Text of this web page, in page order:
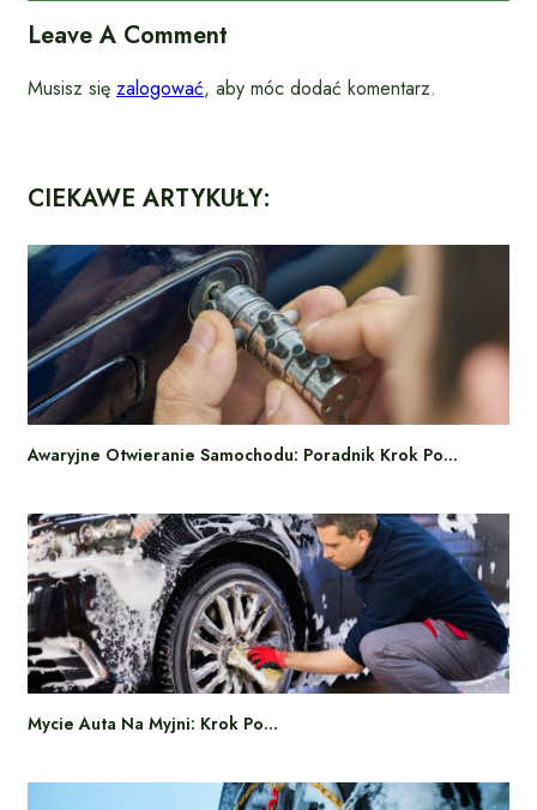
Leave A Comment
Musisz się zalogować, aby móc dodać komentarz.
CIEKAWE ARTYKUŁY:
Awaryjne Otwieranie Samochodu: Poradnik Krok Po…
Mycie Auta Na Myjni: Krok Po…